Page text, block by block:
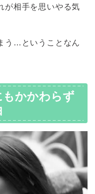
が相手を思いやる気
う…ということなん
もかかわらず